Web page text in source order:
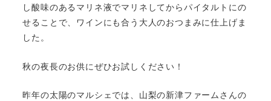
し酸味のあるマリネ液でマリネしてからパイタルトにの
せることで、ワインにも合う大人のおつまみに仕上げま
した。
秋の夜長のお供にぜひお試しください！
昨年の太陽のマルシェでは、山梨の新津ファームさんの